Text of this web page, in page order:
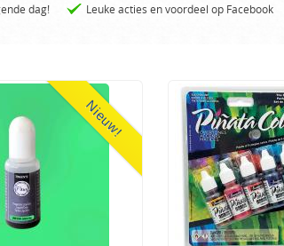
dag! Leuke acties en voordeel op Facebook
Nieuw!